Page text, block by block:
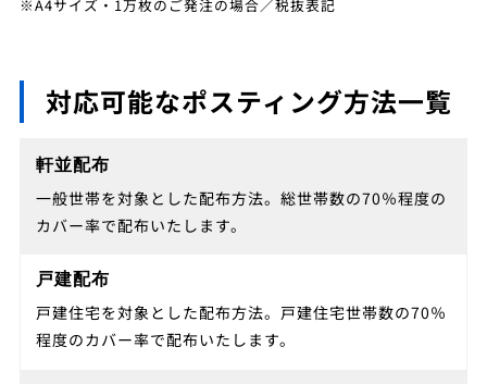
※A4サイズ・1万枚のご発注の場合／税抜表記
対応可能なポスティング方法一覧
軒並配布
一般世帯を対象とした配布方法。総世帯数の70％程度の
カバー率で配布いたします。
戸建配布
戸建住宅を対象とした配布方法。戸建住宅世帯数の70％
程度のカバー率で配布いたします。